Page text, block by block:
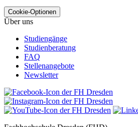
Cookie-Optionen
Über uns
Studiengänge
Studienberatung
FAQ
Stellenangebote
Newsletter